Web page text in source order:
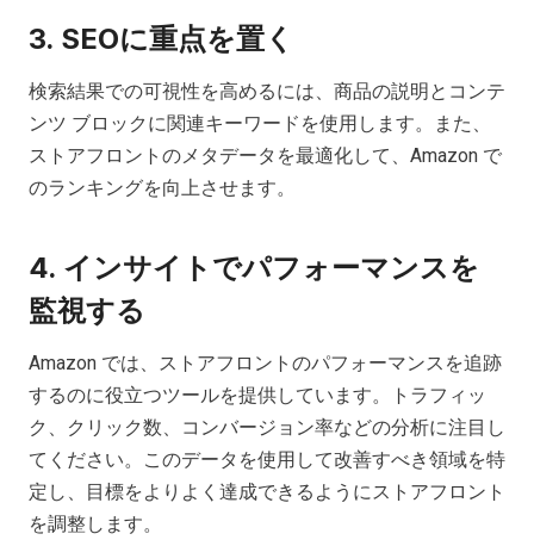
3. SEOに重点を置く
検索結果での可視性を高めるには、商品の説明とコンテ
ンツ ブロックに関連キーワードを使用します。また、
ストアフロントのメタデータを最適化して、Amazon で
のランキングを向上させます。
4. インサイトでパフォーマンスを
監視する
Amazon では、ストアフロントのパフォーマンスを追跡
するのに役立つツールを提供しています。トラフィッ
ク、クリック数、コンバージョン率などの分析に注目し
てください。このデータを使用して改善すべき領域を特
定し、目標をよりよく達成できるようにストアフロント
を調整します。